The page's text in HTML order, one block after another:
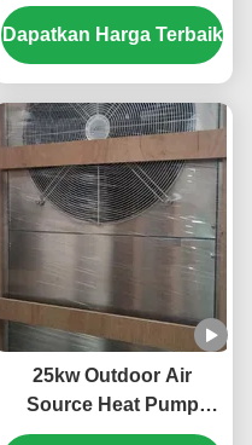
Plate Panas Exchanger
Dapatkan Harga Terbaik
25kw Outdoor Air
Source Heat Pump
System 304 Lembar